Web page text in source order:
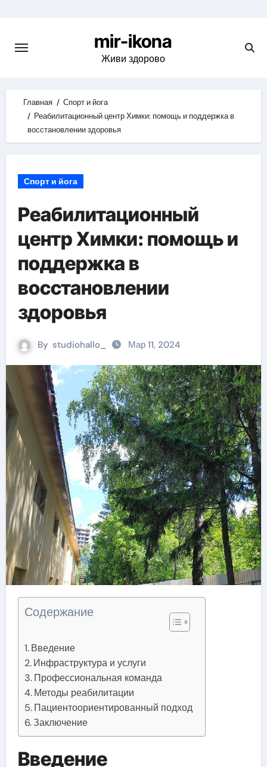
content
mir-ikona
Живи здорово
Главная
Спорт и йога
Реабилитационный центр Химки: помощь и поддержка в
восстановлении здоровья
Спорт и йога
Реабилитационный
центр Химки: помощь и
поддержка в
восстановлении
здоровья
By studiohallo_ Мар 11, 2024
Содержание
Введение
Инфраструктура и услуги
Профессиональная команда
Методы реабилитации
Пациентоориентированный подход
Заключение
Введение